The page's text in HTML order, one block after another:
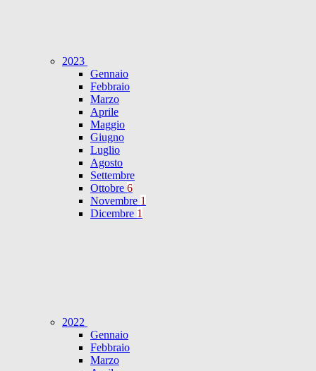
2023
Gennaio
Febbraio
Marzo
Aprile
Maggio
Giugno
Luglio
Agosto
Settembre
Ottobre 6
Novembre 1
Dicembre 1
2022
Gennaio
Febbraio
Marzo